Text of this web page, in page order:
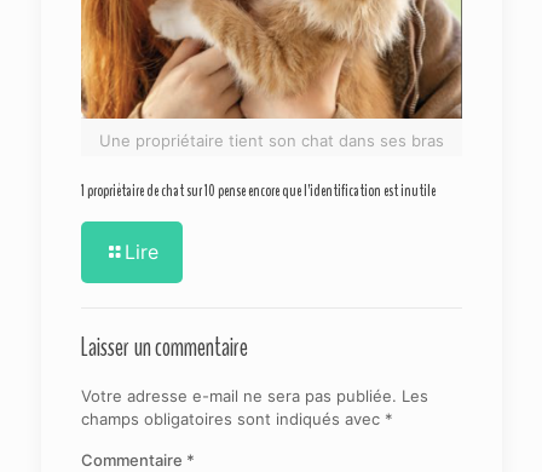
Une propriétaire tient son chat dans ses bras
1 propriétaire de chat sur 10 pense encore que l’identification est inutile
Lire
Laisser un commentaire
Votre adresse e-mail ne sera pas publiée. Les
champs obligatoires sont indiqués avec *
Commentaire *